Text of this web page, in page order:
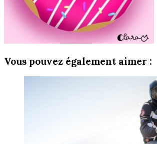
Vous pouvez également aimer :